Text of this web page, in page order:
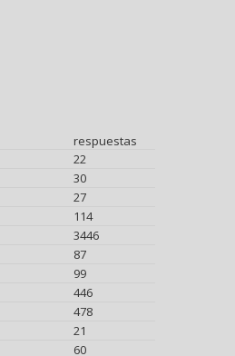
respuestas
22
30
27
114
3446
87
99
446
478
21
60